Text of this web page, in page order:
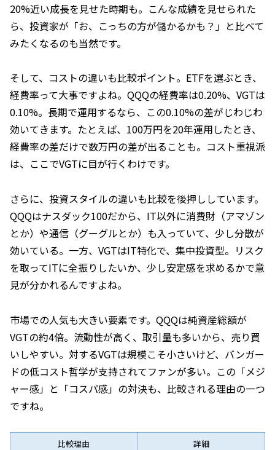
20%近い成長を見せた時期も。こんな成績を見せられた
ら、投資家が「お、こっちの方が儲かるかも？」と比べて
みたくなるのも当然です。
そして、コストの違いも比較ポイント。ETFを選ぶとき、
経費率って大事ですよね。QQQの経費率は0.20%、VGTは
0.10%。長期で運用するなら、この0.10%の差がじわじわ
効いてきます。たとえば、100万円を20年運用したとき、
経費率の差だけで数万円の差が出ることも。コスト重視派
は、ここでVGTに目が行くわけです。
さらに、投資スタイルの違いも比較を後押ししています。
QQQはナスダック100だから、IT以外に消費財（アマゾン
とか）や通信（グーグルとか）も入っていて、少し分散が
効いている。一方、VGTはIT特化で、集中投資型。リスク
を取ってITに全振りしたいか、少し安定感を求めるかで意
見が分かれるんですよね。
市場での人気も大きい要素です。QQQは純資産総額が
VGTの約4倍。流動性が高く、取引量も多いから、売り買
いしやすい。対するVGTは規模こそ小さいけど、バンガー
ドの低コスト哲学が支持されてファンが多い。この「メジ
ャー感」と「コスパ感」の対決も、比較される理由の一つ
ですね。
比較理由
詳細